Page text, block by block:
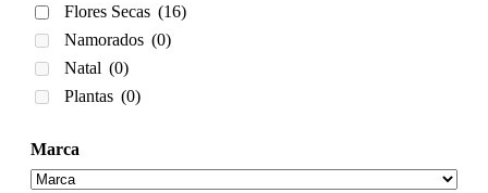
Flores Secas (16)
Namorados (0)
Natal (0)
Plantas (0)
Marca